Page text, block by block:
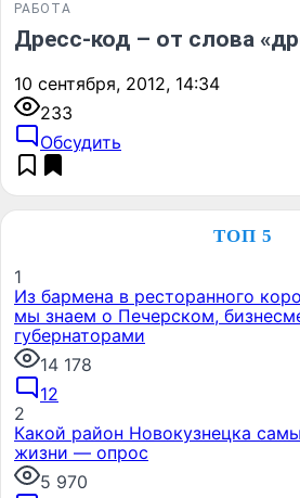
РАБОТА
Дресс-код – от слова
10 сентября, 2012, 14:34
233
Обсудить
ТОП 5
1
Из бармена в ресторанного
мы знаем о Печерском,
губернаторами
14 178
12
2
Какой район Новокузнецка
жизни — опрос
5 970